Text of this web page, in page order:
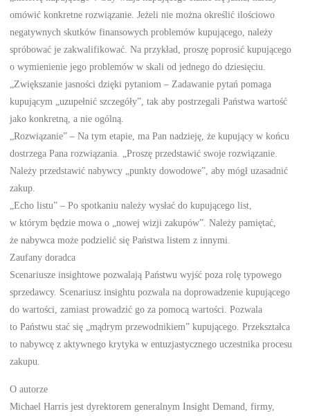
omówić konkretne rozwiązanie. Jeżeli nie można określić ilościowo
negatywnych skutków finansowych problemów kupującego, należy
spróbować je zakwalifikować. Na przykład, proszę poprosić kupującego
o wymienienie jego problemów w skali od jednego do dziesięciu.
„Zwiększanie jasności dzięki pytaniom – Zadawanie pytań pomaga
kupującym „uzupełnić szczegóły”, tak aby postrzegali Państwa wartość
jako konkretną, a nie ogólną.
„Rozwiązanie” – Na tym etapie, ma Pan nadzieję, że kupujący w końcu
dostrzega Pana rozwiązania. „Proszę przedstawić swoje rozwiązanie.
Należy przedstawić nabywcy „punkty dowodowe”, aby mógł uzasadnić
zakup.
„Echo listu” – Po spotkaniu należy wysłać do kupującego list,
w którym będzie mowa o „nowej wizji zakupów”. Należy pamiętać,
że nabywca może podzielić się Państwa listem z innymi.
Zaufany doradca
Scenariusze insightowe pozwalają Państwu wyjść poza rolę typowego
sprzedawcy. Scenariusz insightu pozwala na doprowadzenie kupującego
do wartości, zamiast prowadzić go za pomocą wartości. Pozwala
to Państwu stać się „mądrym przewodnikiem” kupującego. Przekształca
to nabywcę z aktywnego krytyka w entuzjastycznego uczestnika procesu
zakupu.
O autorze
Michael Harris jest dyrektorem generalnym Insight Demand, firmy,